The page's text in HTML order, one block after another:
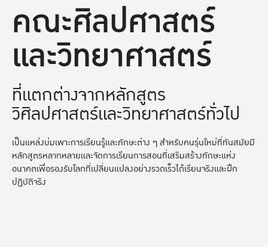
คณะศิลปศาสตร์
และวิทยาศาสตร์
ที่แตกต่างจากหลักสูตร
วิศิลปศาสตร์และวิทยาศาสตร์ทั่วไป
เป็นแหล่งบ่มเพาะการเรียนรู้และทักษะต่าง ๆ สำหรับคนรุ่นใหม่ที่ทันสมัยมี
หลักสูตรหลากหลายและจัดการเรียนการสอนที่เสริมสร้างทักษะแห่ง
อนาคตเพื่อรองรับโลกที่เปลี่ยนแปลงอย่างรวดเร็วได้เรียนจริงและฝึก
ปฏิบัติจริง